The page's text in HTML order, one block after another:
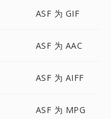
ASF 为 GIF
ASF 为 AAC
ASF 为 AIFF
ASF 为 MPG